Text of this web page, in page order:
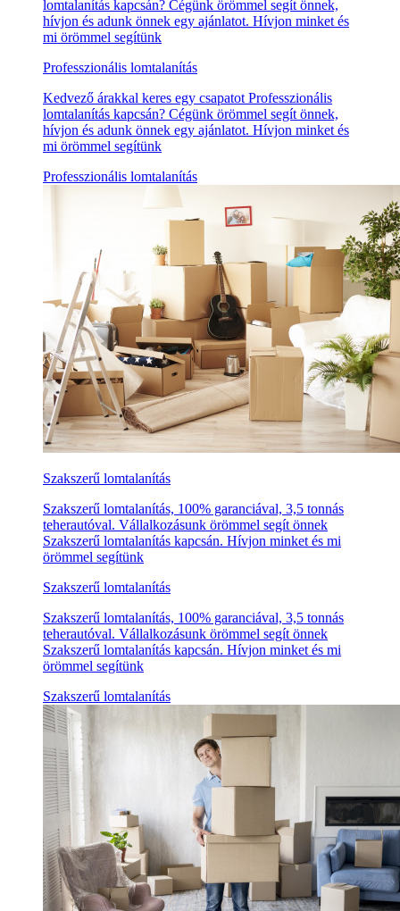
lomtalanítás kapcsán? Cégünk örömmel segít önnek,
hívjon és adunk önnek egy ajánlatot. Hívjon minket és
mi örömmel segítünk
Professzionális lomtalanítás
Kedvező árakkal keres egy csapatot Professzionális
lomtalanítás kapcsán? Cégünk örömmel segít önnek,
hívjon és adunk önnek egy ajánlatot. Hívjon minket és
mi örömmel segítünk
Professzionális lomtalanítás
Szakszerű lomtalanítás
Szakszerű lomtalanítás, 100% garanciával, 3,5 tonnás
teherautóval. Vállalkozásunk örömmel segít önnek
Szakszerű lomtalanítás kapcsán. Hívjon minket és mi
örömmel segítünk
Szakszerű lomtalanítás
Szakszerű lomtalanítás, 100% garanciával, 3,5 tonnás
teherautóval. Vállalkozásunk örömmel segít önnek
Szakszerű lomtalanítás kapcsán. Hívjon minket és mi
örömmel segítünk
Szakszerű lomtalanítás